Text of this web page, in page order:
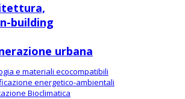
building
urbana
e materiali ecocompatibili
energetico-ambientali
Bioclimatica